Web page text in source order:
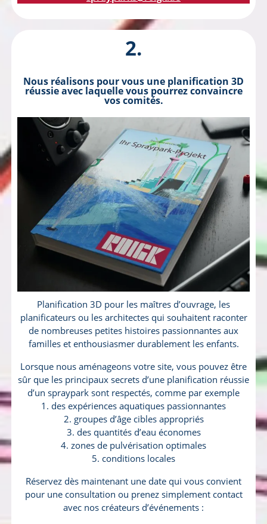
2.
Nous réalisons pour vous une planification 3D
réussie avec laquelle vous pourrez convaincre
vos comités.
Planification 3D pour les maîtres d’ouvrage, les
planificateurs ou les architectes qui souhaitent raconter
de nombreuses petites histoires passionnantes aux
familles et enthousiasmer durablement les enfants.
Lorsque nous aménageons votre site, vous pouvez être
sûr que les principaux secrets d’une planification réussie
d’un spraypark sont respectés, comme par exemple
1. des expériences aquatiques passionnantes
2. groupes d’âge cibles appropriés
3. des quantités d’eau économes
4. zones de pulvérisation optimales
5. conditions locales
Réservez dès maintenant une date qui vous convient
pour une consultation ou prenez simplement contact
avec nos créateurs d’événements :